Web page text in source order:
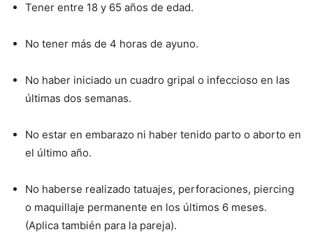
Tener entre 18 y 65 años de edad.
No tener más de 4 horas de ayuno.
No haber iniciado un cuadro gripal o infeccioso en las
últimas dos semanas.
No estar en embarazo ni haber tenido parto o aborto en
el último año.
No haberse realizado tatuajes, perforaciones, piercing
o maquillaje permanente en los últimos 6 meses.
(Aplica también para la pareja).